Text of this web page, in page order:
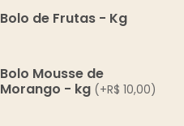
Bolo de Frutas - Kg
Bolo Mousse de
Morango - kg (+R$ 10,00)